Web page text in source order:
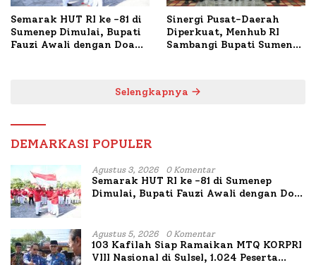
Semarak HUT RI ke -81 di
Sumenep Dimulai, Bupati
Fauzi Awali dengan Doa
Sinergi Pusat-Daerah
Diperkuat, Menhub RI
Sambangi Bupati Sumenep
Selengkapnya
DEMARKASI POPULER
Agustus 3, 2026 0 Komentar
Semarak HUT RI ke -81 di Sumenep
Dimulai, Bupati Fauzi Awali dengan Doa
Agustus 5, 2026 0 Komentar
103 Kafilah Siap Ramaikan MTQ KORPRI
VIII Nasional di Sulsel, 1.024 Peserta